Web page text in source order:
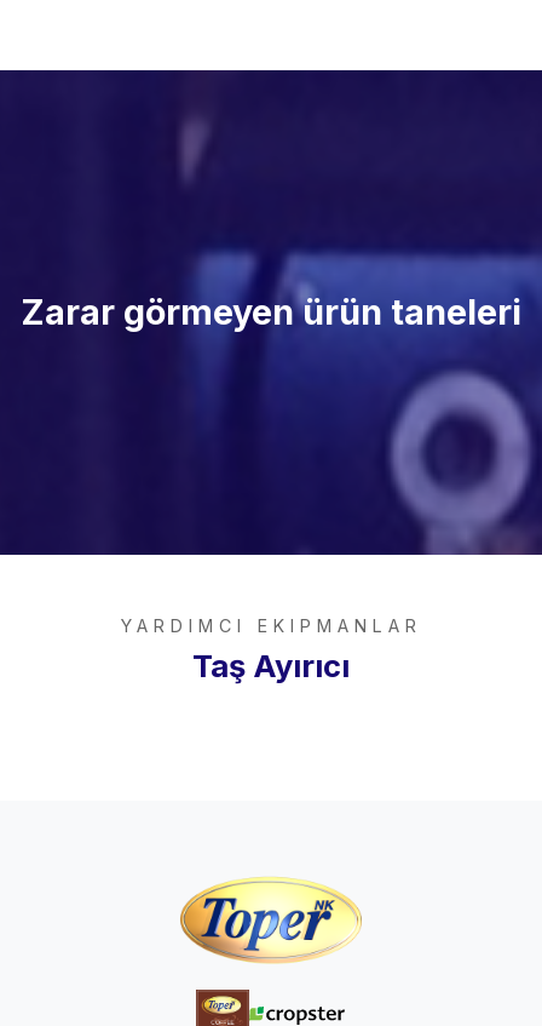
Zarar görmeyen ürün taneleri
YARDIMCI EKIPMANLAR
Taş Ayırıcı